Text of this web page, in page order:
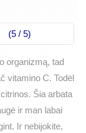
(5 / 5)
organizmą, tad
vitamino C. Todėl
Šia arbata
ir man labai
Ir nebijokite,